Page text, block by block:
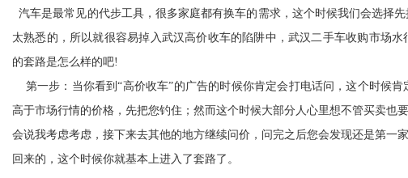
汽车是最常见的代步工具，很多家庭都有换车的需求，这个时候我们会选择
太熟悉的，所以就很容易掉入武汉高价收车的陷阱中，武汉二手车收购市场
的套路是怎么样的吧!
第一步：当你看到“高价收车”的广告的时候你肯定会打电话问，这个时候
高于市场行情的价格，先把您钓住；然而这个时候大部分人心里想不管买卖也
会说我考虑考虑，接下来去其他的地方继续问价，问完之后您会发现还是第一
回来的，这个时候你就基本上进入了套路了。